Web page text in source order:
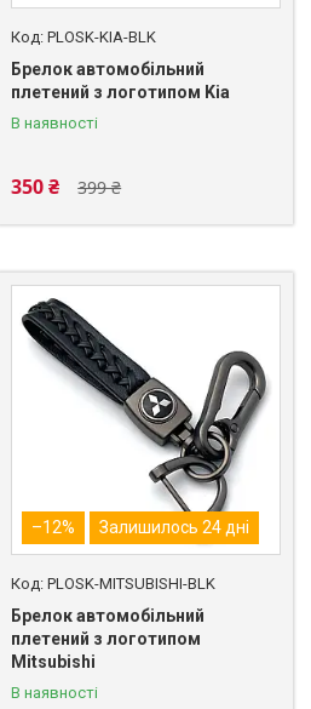
PLOSK-KIA-BLK
Брелок автомобільний
плетений з логотипом Kia
В наявності
399 ₴
350 ₴
–12% Залишилось 24 дні
PLOSK-MITSUBISHI-BLK
Брелок автомобільний
плетений з логотипом
Mitsubishi
В наявності